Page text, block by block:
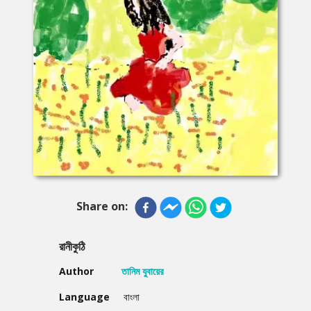
Share on:
রানীকুঠি
Author
তানিম যুবায়ের
Language
বাংলা